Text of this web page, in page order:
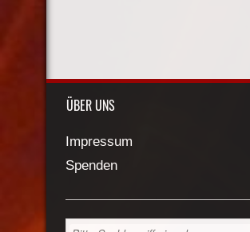
ÜBER UNS
Impressum
Spenden